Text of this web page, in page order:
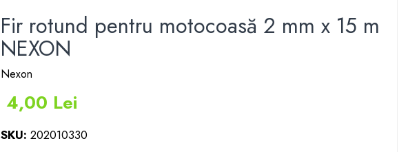
Fir rotund pentru motocoasă 2 mm x 15 m
NEXON
Nexon
4,00 Lei
SKU: 202010330